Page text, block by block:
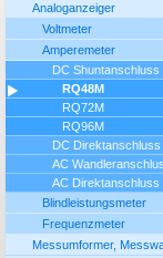
Analoganzeiger
Voltmeter
Amperemeter
DC Shuntanschluss
RQ48M
RQ72M
RQ96M
DC Direktanschluss
AC
AC Direktanschluss
Blindleistungsmeter
Frequenzmeter
Messumformer,